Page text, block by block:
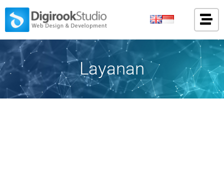
Lewati
konten
Layanan